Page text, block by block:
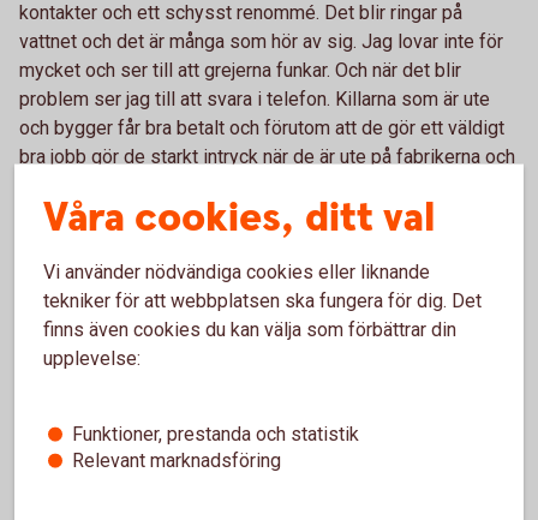
kontakter och ett schysst renommé. Det blir ringar på
vattnet och det är många som hör av sig. Jag lovar inte för
mycket och ser till att grejerna funkar. Och när det blir
problem ser jag till att svara i telefon. Killarna som är ute
och bygger får bra betalt och förutom att de gör ett väldigt
bra jobb gör de starkt intryck när de är ute på fabrikerna och
Tack Melack för ert viktiga arbete. Vi gillar hur ni bygger
ert företag så långsiktigt. Tillsammans är vi starka och får
vårt område att växa och må bra.
Våra cookies, ditt val
Vi använder nödvändiga cookies eller liknande
tekniker för att webbplatsen ska fungera för dig. Det
finns även cookies du kan välja som förbättrar din
upplevelse:
Funktioner, prestanda och statistik
Relevant marknadsföring